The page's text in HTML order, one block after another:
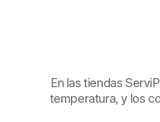
En las tiendas
temperatura, y los